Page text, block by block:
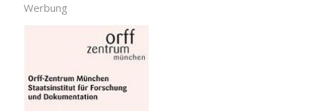
Werbung